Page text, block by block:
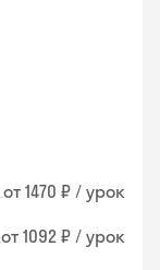
от 1470 ₽ / урок
от 1092 ₽ / урок